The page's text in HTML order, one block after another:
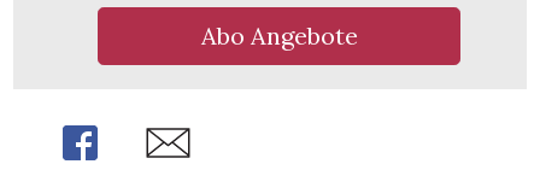
Abo Angebote
Share Share